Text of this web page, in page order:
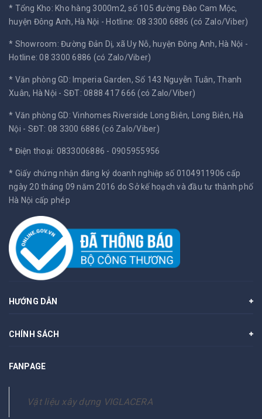
* Tổng Kho: Kho hàng 3000m2, số 105 đường Đào Cam Mộc,
huyện Đông Anh, Hà Nội - Hotline: 08 3300 6886 (có Zalo/Viber)
* Showroom: Đường Đản Dị, xã Uy Nỗ, huyện Đông Anh, Hà Nội -
Hotline: 08 3300 6886 (có Zalo/Viber)
* Văn phòng GD: Imperia Garden, Số 143 Nguyễn Tuân, Thanh
Xuân, Hà Nội - SĐT: 0888 417 666 (có Zalo/Viber)
* Văn phòng GD: Vinhomes Riverside Long Biên, Long Biên, Hà
Nội - SĐT: 08 3300 6886 (có Zalo/Viber)
* Điện thoại: 0833006886 - 0905955956
* Giấy chứng nhận đăng ký doanh nghiệp số 0104911906 cấp
ngày 20 tháng 09 năm 2016 do Sở kế hoạch và đầu tư thành phố
Hà Nội cấp phép
HƯỚNG DẪN
CHÍNH SÁCH
FANPAGE
Vật liệu xây dựng VIGLACERA